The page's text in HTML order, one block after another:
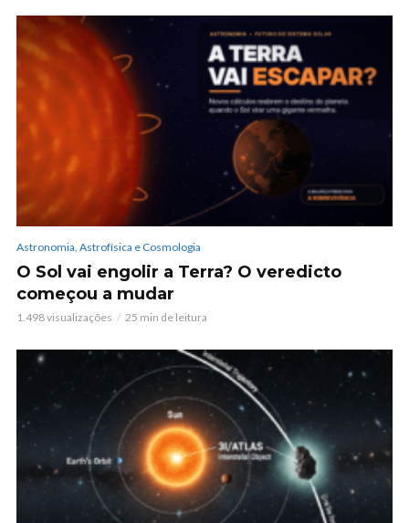
Astronomia, Astrofísica e Cosmologia
O Sol vai engolir a Terra? O veredicto
começou a mudar
1.498 visualizações 25 min de leitura